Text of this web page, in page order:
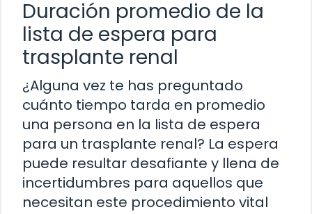
Duración promedio de la
lista de espera para
trasplante renal
¿Alguna vez te has preguntado
cuánto tiempo tarda en promedio
una persona en la lista de espera
para un trasplante renal? La espera
puede resultar desafiante y llena de
incertidumbres para aquellos que
necesitan este procedimiento vital